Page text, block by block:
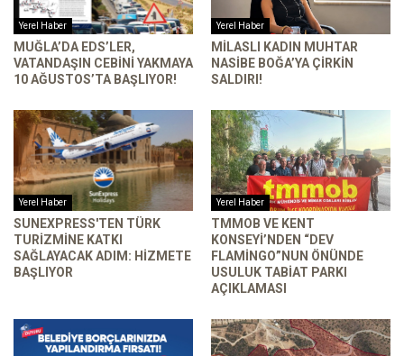
Yerel Haber
MUĞLA’DA EDS’LER,
VATANDAŞIN CEBINI YAKMAYA
10 AĞUSTOS’TA BAŞLIYOR!
Yerel Haber
MILASLI KADIN MUHTAR
NASIBE BOĞA’YA ÇIRKIN
SALDIRI!
Yerel Haber
SUNEXPRESS'TEN TÜRK
TURIZMINE KATKI
SAĞLAYACAK ADIM: HIZMETE
BAŞLIYOR
Yerel Haber
TMMOB VE KENT
KONSEYI’NDEN “DEV
FLAMINGO”NUN ÖNÜNDE
USULUK TABIAT PARKI
AÇIKLAMASI